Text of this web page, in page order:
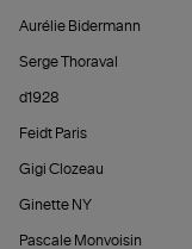
Aurélie Bidermann
Serge Thoraval
d1928
Feidt Paris
Gigi Clozeau
Ginette NY
Pascale Monvoisin